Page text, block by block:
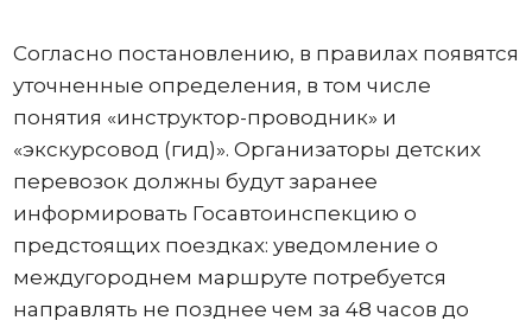
Согласно постановлению, в правилах появятся
уточненные определения, в том числе
понятия «инструктор-проводник» и
«экскурсовод (гид)». Организаторы детских
перевозок должны будут заранее
информировать Госавтоинспекцию о
предстоящих поездках: уведомление о
междугороднем маршруте потребуется
направлять не позднее чем за 48 часов до